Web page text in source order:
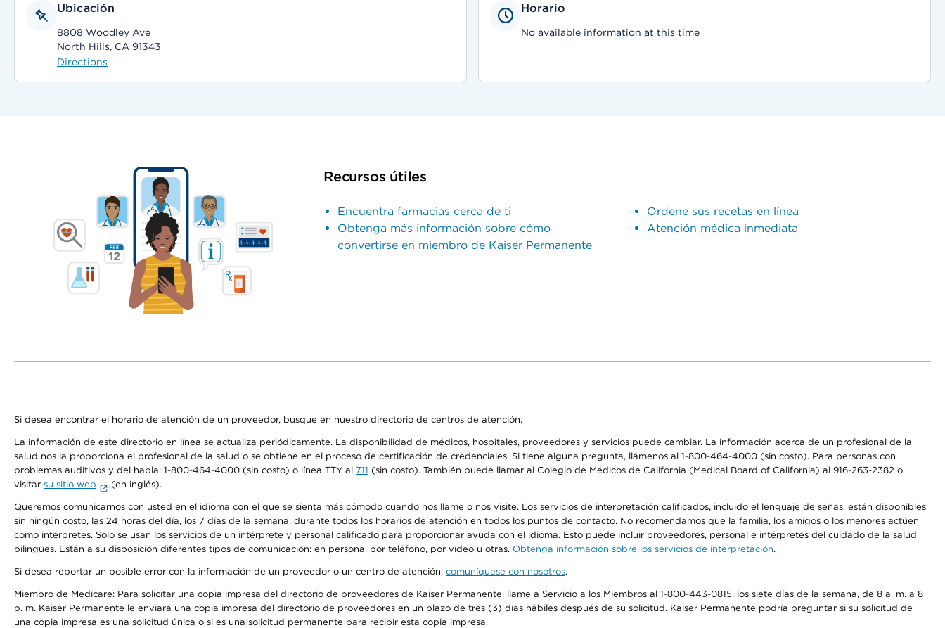
Ubicación
8808 Woodley Ave
North Hills, CA 91343
Directions
Horario
No available information at this time
Recursos útiles
Encuentra farmacias cerca de ti
Obtenga más información sobre cómo
convertirse en miembro de Kaiser Permanente
Ordene sus recetas en línea
Atención médica inmediata
Si desea encontrar el horario de atención de un proveedor, busque en nuestro directorio de centros de atención.
La información de este directorio en línea se actualiza periódicamente. La disponibilidad de médicos, hospitales, proveedores y servicios puede cambiar. La información acerca de un profesional de la
salud nos la proporciona el profesional de la salud o se obtiene en el proceso de certificación de credenciales. Si tiene alguna pregunta, llámenos al 1-800-464-4000 (sin costo). Para personas con
problemas auditivos y del habla: 1-800-464-4000 (sin costo) o línea TTY al 711 (sin costo). También puede llamar al Colegio de Médicos de California (Medical Board of California) al 916-263-2382 o
visitar su sitio web (en inglés).
Queremos comunicarnos con usted en el idioma con el que se sienta más cómodo cuando nos llame o nos visite. Los servicios de interpretación calificados, incluido el lenguaje de señas, están disponibles
sin ningún costo, las 24 horas del día, los 7 días de la semana, durante todos los horarios de atención en todos los puntos de contacto. No recomendamos que la familia, los amigos o los menores actúen
como intérpretes. Solo se usan los servicios de un intérprete y personal calificado para proporcionar ayuda con el idioma. Esto puede incluir proveedores, personal e intérpretes del cuidado de la salud
bilingües. Están a su disposición diferentes tipos de comunicación: en persona, por teléfono, por video u otras. Obtenga información sobre los servicios de interpretación.
Si desea reportar un posible error con la información de un proveedor o un centro de atención, comuníquese con nosotros.
Miembro de Medicare: Para solicitar una copia impresa del directorio de proveedores de Kaiser Permanente, llame a Servicio a los Miembros al 1-800-443-0815, los siete días de la semana, de 8 a. m. a 8
p. m. Kaiser Permanente le enviará una copia impresa del directorio de proveedores en un plazo de tres (3) días hábiles después de su solicitud. Kaiser Permanente podría preguntar si su solicitud de
una copia impresa es una solicitud única o si es una solicitud permanente para recibir esta copia impresa.